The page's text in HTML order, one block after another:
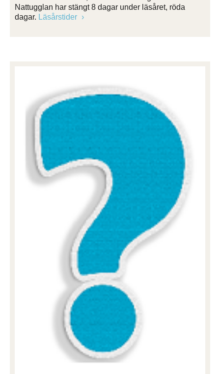
Nattugglan har stängt 8 dagar under läsåret, röda
dagar. Läsårstider